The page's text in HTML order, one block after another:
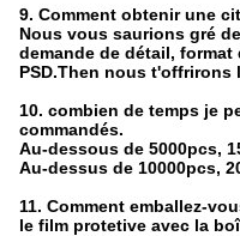
9. Comment obtenir une
Nous vous saurions gré
demande de détail,
PSD.Then nous t'offrirons
10. combien de temps je
commandés.
Au-dessous de 5000pcs,
Au-dessus de 10000pcs,
11. Comment emballez-
le film protetive avec la